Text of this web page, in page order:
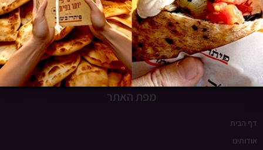
שעות פעילות
ימים א-ה 9:00-18:00
ימי שישי סגור
מפת האתר
דף הבית
אודותינו